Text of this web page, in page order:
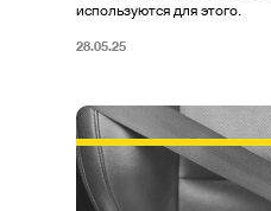
используются для этого.
28.05.25